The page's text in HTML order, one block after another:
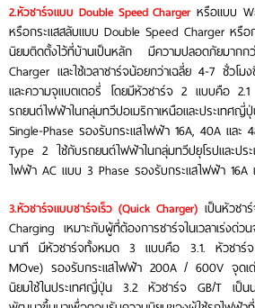
2.หัวชาร์จแบบ Double Speed Chargerหรือแบบ
หรือกระแสสลับแบบ Double Speed Charger หรือ
นิยมติดตั้งไว้ที่บ้านเป็นหลัก มีความปลอดภัยมาก
Charger และใช้เวลาชาร์จน้อยกว่าเฉลี่ย 4-7 ชั่วโ
และความจุแบตเตอรี่ โดยมีหัวชาร์จ 2 แบบคือ
รถยนต์ไฟฟ้าในกลุ่มทวีปอเมริกาเหนือและประเท
Single-Phase รองรับกระแสไฟฟ้า 16A, 40A และ
Type 2 ใช้กับรถยนต์ไฟฟ้าในกลุ่มทวีปยุโรปและปร
ไฟฟ้า AC แบบ 3 Phase รองรับกระแสไฟฟ้า
3.หัวชาร์จแบบชาร์จเร็ว (Quick Charger) เป็นหัวชา
Charging เหมาะกับผู้ที่ต้องการชาร์จในเวลาเร่ง
นาที มีหัวชาร์จทั้งหมด 3 แบบคือ 3.1. หัวชาร์
MOve) รองรับกระแสไฟฟ้า 200A / 600V จุดเ
นิยมใช้ในประเทศญี่ปุ่น 3.2 หัวชาร์จ GB/T เป็น